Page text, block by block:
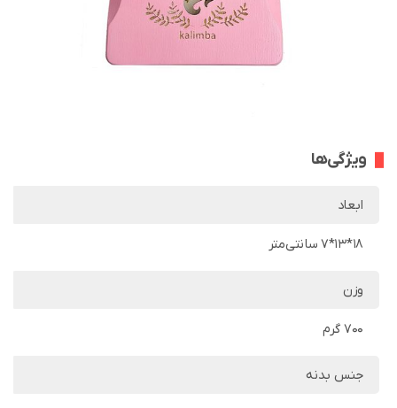
ویژگی‌ها
ابعاد
18*13*7 سانتی‌متر
وزن
700 گرم
جنس بدنه